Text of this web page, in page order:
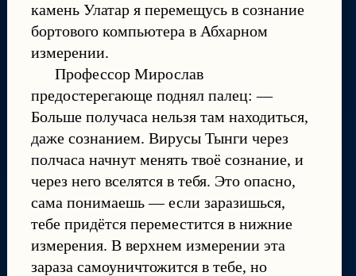
камень Улатар я перемещусь в сознание
бортового компьютера в Абхарном
измерении.
Профессор Мирослав
предостерегающе поднял палец: —
Больше получаса нельзя там находиться,
даже сознанием. Вирусы Тынги через
полчаса начнут менять твоё сознание, и
через него вселятся в тебя. Это опасно,
сама понимаешь — если заразишься,
тебе придётся переместится в нижние
измерения. В верхнем измерении эта
зараза самоуничтожится в тебе, но